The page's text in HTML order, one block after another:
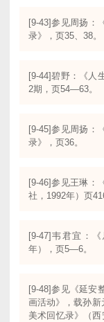
[9-43]参见周扬：
录》，页35、38。
[9-44]碧野：《人
2期，页54—63。
[9-45]参见周扬：
录》，页36。
[9-46]参见王琳：
社，1992年）页
[9-47]韦君宜：
年），页5—6。
[9-48]参见《延安
画活动》，载孙
美术回忆录》（